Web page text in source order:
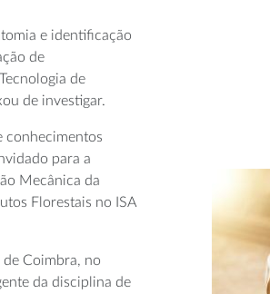
e identificação
de
de
de investigar.
conhecimentos
para a
Mecânica da
Florestais no ISA
de Coimbra, no
da disciplina de